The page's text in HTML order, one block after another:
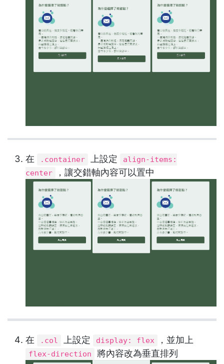
在 .container 上設定
align-items:
center
，讓交錯軸內容可以置中
在 .col 上設定 display: flex ，並加上
flex-direction 將內容改為垂直排列